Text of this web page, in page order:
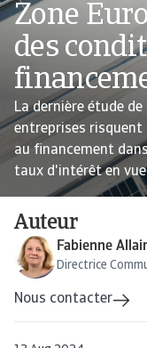
Zone
des
La dernière étude
entreprises risquent
au financement
taux d'intérêt en
Auteur
Fabienne
Directrice
Nous contacter